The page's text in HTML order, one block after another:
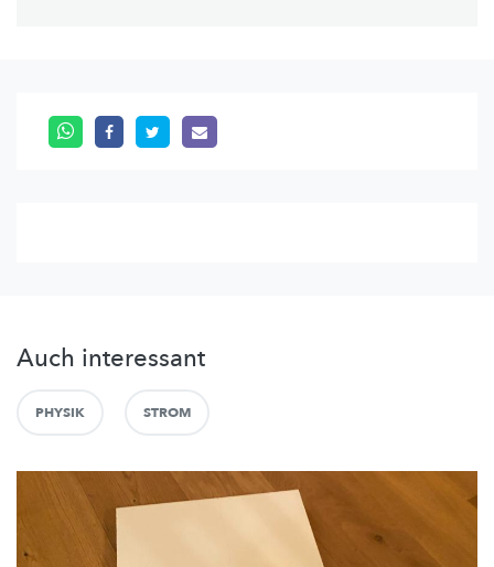
Auch interessant
PHYSIK STROM